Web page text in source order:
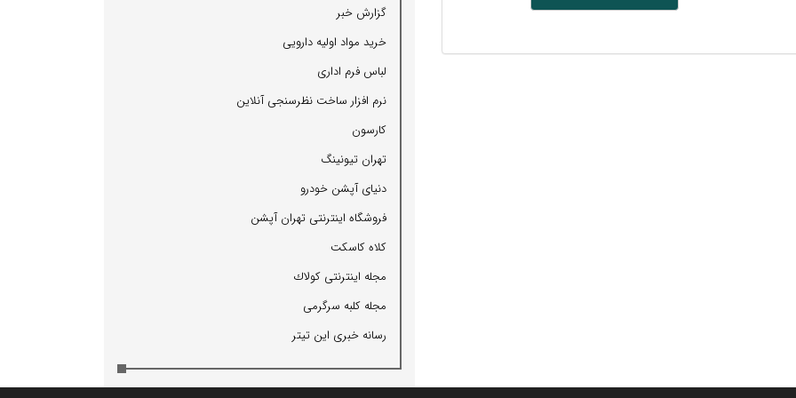
گزارش خبر
خرید مواد اولیه دارویی
لباس فرم اداری
نرم افزار ساخت نظرسنجی آنلاین
كارسون
تهران تیونینگ
دنیای آپشن خودرو
فروشگاه اینترنتی تهران آپشن
كلاه كاسكت
مجله اینترنتی كولاك
مجله كلبه سرگرمی
رسانه خبری این تیتر